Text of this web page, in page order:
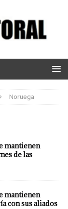
Noruega
mantienen
de las
mantienen
con sus aliados